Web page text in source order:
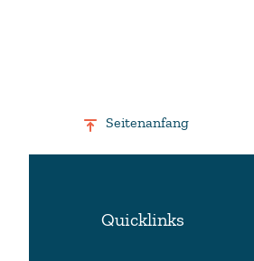
Seitenanfang
Quicklinks